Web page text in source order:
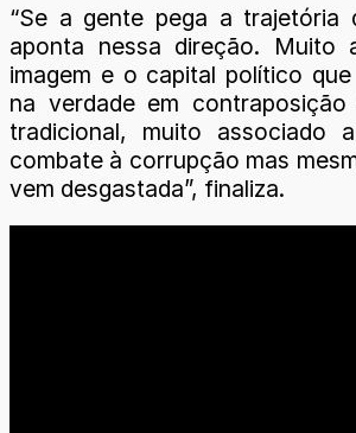
“Se a gente pega a trajetória
aponta nessa direção. Muito
imagem e o capital político
na verdade em
tradicional, muito associado
combate à corrupção mas
vem desgastada”, finaliza.